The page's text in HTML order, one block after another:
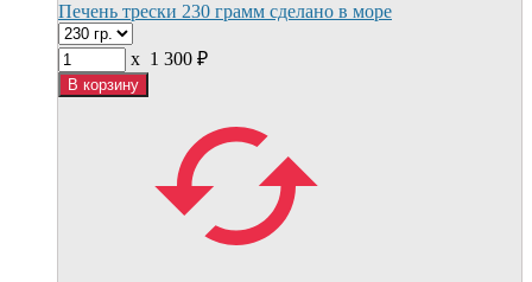
Печень трески 230 грамм сделано в море
x 1 300 ₽